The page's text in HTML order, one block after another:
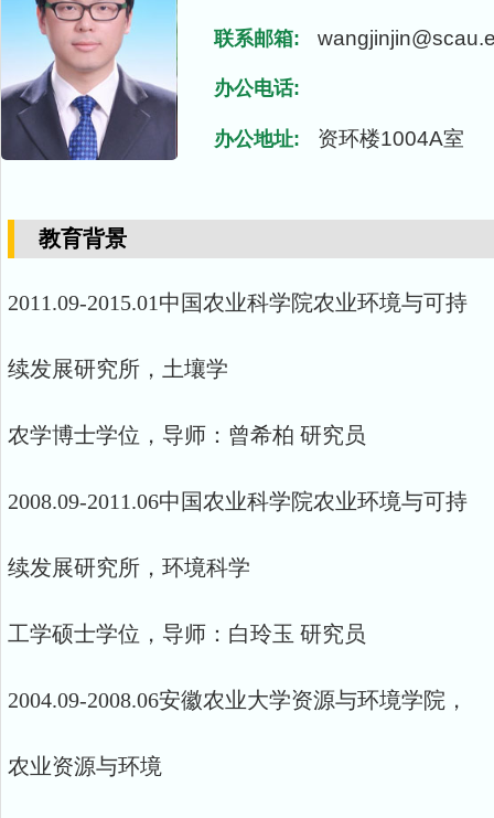
联系邮箱:
办公电话:
办公地址: 资环楼1004A室
教育背景
2011.09-2015.01中国农业科学院农业环境与可持
续发展研究所，土壤学
农学博士学位，导师：曾希柏 研究员
2008.09-2011.06中国农业科学院农业环境与可持
续发展研究所，环境科学
工学硕士学位，导师：白玲玉 研究员
2004.09-2008.06安徽农业大学资源与环境学院，
农业资源与环境